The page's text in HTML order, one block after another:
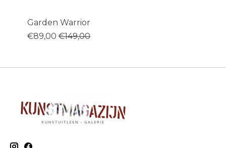
Garden Warrior
€89,00 €149,00